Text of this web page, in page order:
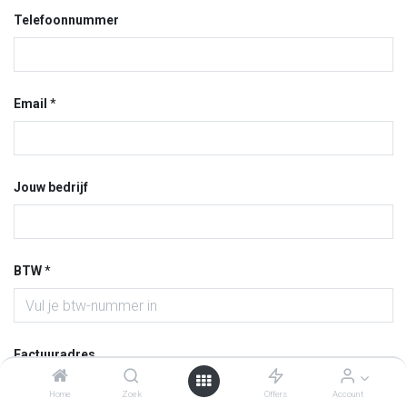
Home Zoek Offers Account
Telefoonnummer
Email *
Jouw bedrijf
BTW*
Factuuradres